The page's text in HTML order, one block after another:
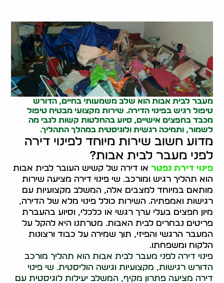
מעבר לבית אבות הוא שלב משמעותי בחיים, הדורש
טיפול רגיש בפינוי הדירה. שירות מקצועי מבטיח טיפול
מכבד בחפצים אישיים, סיוע בהחלטות קשות לגבי מה
לשמור, ותמיכה רגשית ולוגיסטית במהלך התהליך.
מדוע חשוב שירות מיוחד לפינוי דירה
לפני מעבר לבית אבות?
פינוי דירת נפטר או דירה של קשיש העובר לבית אבות
הוא תהליך רגיש ומורכב. שי פינוי דירה מציעה שירות
מותאם במיוחד למצבים אלה, המשלב מקצועיות עם
רגישות ואמפתיה. השירות כולל פינוי מלא של הדירה,
מיון חפצים בעלי ערך רגשי או כלכלי, וסיוע בהעברת
פריטים נבחרים לבית האבות. מטרתנו היא להקל על
המעבר הרגשי והפיזי, תוך שמירה על כבוד ורצונות
הלקוח ומשפחתו.
פינוי דירה לפני מעבר לבית אבות הוא תהליך מורכב
הדורש רגישות, מקצועיות וגישה הוליסטית. שי פינוי
דירה מציעה פתרון מקיף, המשלב יעילות לוגיסטית עם